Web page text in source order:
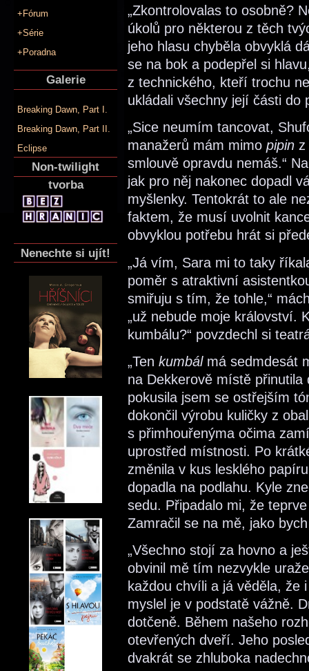
+Fórum
+Série
+Poradna
Galerie
Breaking Dawn, Part I.
Breaking Dawn, Part II.
Eclipse
Non-twilight
tvorba
Nenechte si ujít!
„Zkontrolovalas to osobně?
úkolů pro některou z těch
jeho hlasu chyběla obvyklá
se na bok a podepřel si
z technického, kteří trochu
ukládali všechny její části do
„Sice neumím tancovat,
manažerů mám mimo pipin z
smlouvě opravdu nemáš.“
jak pro něj nakonec dopadl
myšlenky. Tentokrát to ale
faktem, že musí uvolnit
obvyklou potřebu hrát si
„Já vím, Sara mi to taky
poměr s atraktivní
smiřuju s tím, že tohle,“
„už nebude moje království.
kumbálu?“ povzdechl si
„Ten kumbálmá sedmdesát
na Dekkerově místě přinutila
pokusila jsem se ostřejším
dokončil výrobu kuličky z
s přimhouřenýma očima
uprostřed místnosti. Po
změnila v kus lesklého
dopadla na podlahu. Kyle
sedu. Připadalo mi, že
Zamračil se na mě, jako
„Všechno stojí za hovno a
obvinil mě tím nezvykle
každou chvíli a já věděla, že
myslel je v podstatě vážně.
dotčeně. Během našeho
otevřených dveří. Jeho
dvakrát se zhluboka